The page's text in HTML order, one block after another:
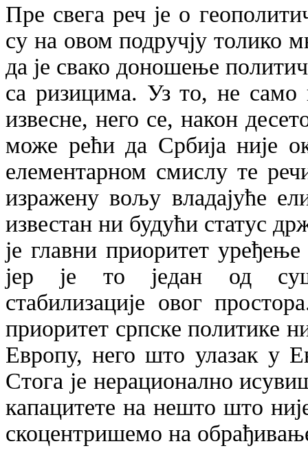
Пре свега реч је о
су на овом подручју толико
да је свако доношење
са ризицима. Уз то, не
извесне, него се, након
може рећи да Србија није
елементарном смислу те
изражену вољу владајуће
известан ни будући статус
је главни приоритет
јер је то један од
стабилизације овог
приоритет српске политике
Европу, него што улазак у
Стога је нерационално
капацитете на нешто што
скоцентришемо на